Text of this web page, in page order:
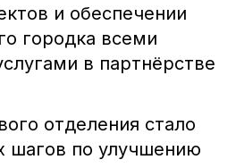
и обеспечении
городка всеми
в партнёрстве
отделения стало
шагов по улучшению